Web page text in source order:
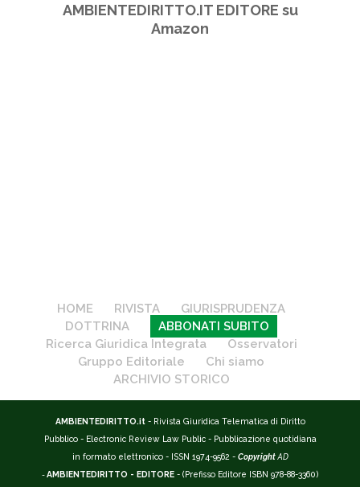
AMBIENTEDIRITTO.IT EDITORE su
Amazon
HOME RIVISTA
GIURISPRUDENZA
DOTTRINA
ABBONATI SUBITO
Ricerca Giuridica Integrata
Osservatori
Gruppo Editoriale
Chi siamo
ARCHIVIO STORICO
AMBIENTEDIRITTO.it - Rivista Giuridica Telematica di Diritto
Pubblico - Electronic Review Law Public - Pubblicazione quotidiana
in formato elettronico - ISSN 1974-9562 - Copyright AD
-AMBIENTEDIRITTO - EDITORE - (Prefisso Editore ISBN 978-88-3360)